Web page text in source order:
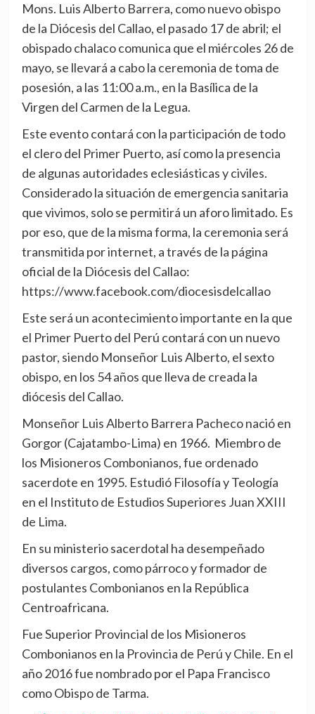
Mons. Luis Alberto Barrera, como nuevo obispo
de la Diócesis del Callao, el pasado 17 de abril; el
obispado chalaco comunica que el miércoles 26 de
mayo, se llevará a cabo la ceremonia de toma de
posesión, a las 11:00 a.m., en la Basílica de la
Virgen del Carmen de la Legua.
Este evento contará con la participación de todo
el clero del Primer Puerto, así como la presencia
de algunas autoridades eclesiásticas y civiles.
Considerado la situación de emergencia sanitaria
que vivimos, solo se permitirá un aforo limitado. Es
por eso, que de la misma forma, la ceremonia será
transmitida por internet, a través de la página
oficial de la Diócesis del Callao:
https://www.facebook.com/diocesisdelcallao
Este será un acontecimiento importante en la que
el Primer Puerto del Perú contará con un nuevo
pastor, siendo Monseñor Luis Alberto, el sexto
obispo, en los 54 años que lleva de creada la
diócesis del Callao.
Monseñor Luis Alberto Barrera Pacheco nació en
Gorgor (Cajatambo-Lima) en 1966. Miembro de
los Misioneros Combonianos, fue ordenado
sacerdote en 1995. Estudió Filosofía y Teología
en el Instituto de Estudios Superiores Juan XXIII
de Lima.
En su ministerio sacerdotal ha desempeñado
diversos cargos, como párroco y formador de
postulantes Combonianos en la República
Centroafricana.
Fue Superior Provincial de los Misioneros
Combonianos en la Provincia de Perú y Chile. En el
año 2016 fue nombrado por el Papa Francisco
como Obispo de Tarma.